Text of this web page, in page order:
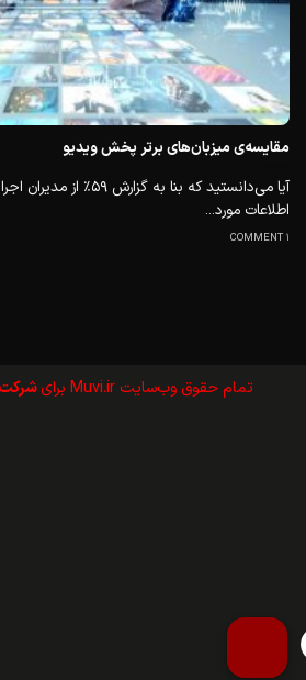
مقایسه‌ی میزبان‌های برتر پخش ویدیو
آیا می‌دانستید که بنا به
اطلاعات مورد...
1 COMMENT
تمام حقوق وب‌سايت Muvi.ir برای